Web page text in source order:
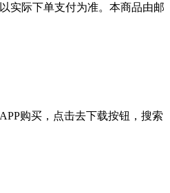
实际下单支付为准。本商品由邮
购买，点击去下载按钮，搜索